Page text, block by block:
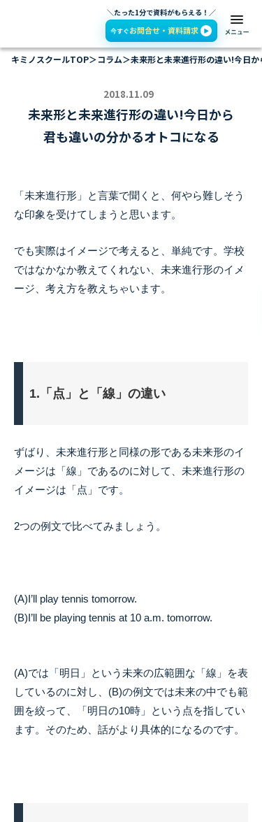
＼たった1分で資料がもらえる！／
キミノスクールTOP＞コラム＞未来形と未来進行形の違い!今日
2018.11.09
未来形と未来進行形の違い!今日から
君も違いの分かるオトコになる
「未来進行形」と言葉で聞くと、何やら難しそう
な印象を受けてしまうと思います。
でも実際はイメージで考えると、単純です。学校
ではなかなか教えてくれない、未来進行形のイメ
ージ、考え方を教えちゃいます。
1.「点」と「線」の違い
ずばり、未来進行形と同様の形である未来形のイ
メージは「線」であるのに対して、未来進行形の
イメージは「点」です。
2つの例文で比べてみましょう。
(A)I’ll play tennis tomorrow.
(B)I’ll be playing tennis at 10 a.m. tomorrow.
(A)では「明日」という未来の広範囲な「線」を表
しているのに対し、(B)の例文では未来の中でも範
囲を絞って、「明日の10時」という点を指してい
ます。そのため、話がより具体的になるのです。